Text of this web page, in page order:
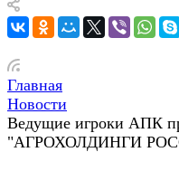
Главная
Новости
Ведущие игроки АПК
"АГРОХОЛДИНГИ